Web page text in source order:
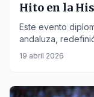
Hito en la
Marruecos
Este evento
andaluza,
sentó las bases
19 abril 2026